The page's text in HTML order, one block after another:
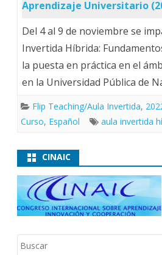
Aprendizaje Universitario
Del 4 al 9 de noviembre se
Invertida Híbrida:
la puesta en práctica en el
en la Universidad Pública de
Flip Teaching/Aula Invertida,
Curso, Español aula invertida
CINAIC